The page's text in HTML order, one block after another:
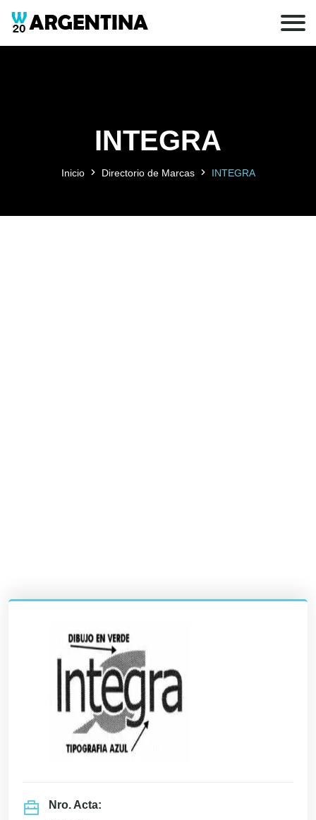
INTEGRA
Inicio Directorio de Marcas INTEGRA
Nro. Acta: